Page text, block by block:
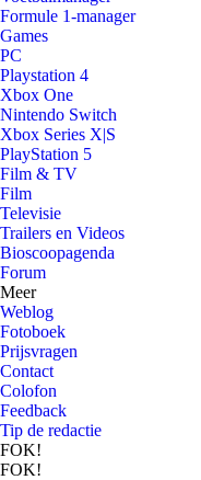
Formule 1-manager
Games
PC
Playstation 4
Xbox One
Nintendo Switch
Xbox Series X|S
PlayStation 5
Film & TV
Film
Televisie
Trailers en Videos
Bioscoopagenda
Forum
Meer
Weblog
Fotoboek
Prijsvragen
Contact
Colofon
Feedback
Tip de redactie
FOK!
FOK!